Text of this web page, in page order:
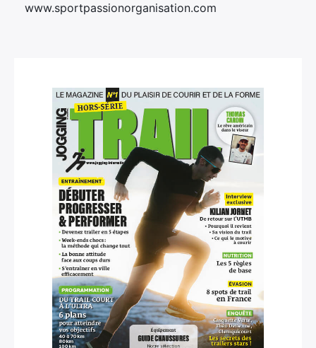
www.sportpassionorganisation.com